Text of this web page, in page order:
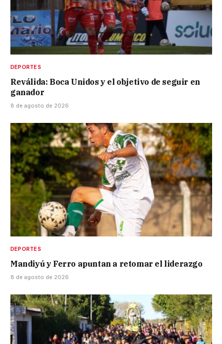
DEPORTES
Reválida: Boca Unidos y el objetivo de seguir en
ganador
8 de agosto de 2026
DEPORTES
Mandiyú y Ferro apuntan a retomar el liderazgo
8 de agosto de 2026